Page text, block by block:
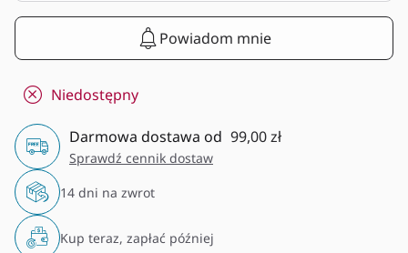
Powiadom mnie
Niedostępny
Darmowa dostawa od 99,00 zł
Sprawdź cennik dostaw
14 dni na zwrot
Kup teraz, zapłać później